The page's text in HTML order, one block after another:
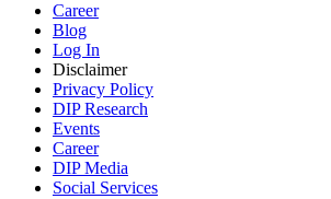
Career
Blog
Log In
Disclaimer
Privacy Policy
DIP Research
Events
Career
DIP Media
Social Services